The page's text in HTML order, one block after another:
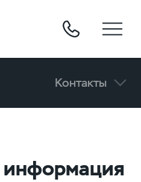
Контакты
информация